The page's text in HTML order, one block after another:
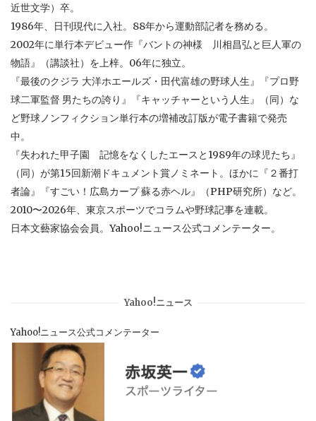
近世文学）卒。
1986年、日刊現代に入社。88年から運動部記者を務める。
2002年に単行本デビュー作『バントの神様 川相昌弘と巨人軍の
物語』（講談社）を上梓。06年に独立。
『最後のクジラ 大洋ホエールズ・田代富雄の野球人生』『プロ野
球二軍監督 男たちの誇り』『キャッチャーという人生』（同）な
ど野球ノンフィクション単行本の増補改訂版が電子書籍で発売
中。
『失われた甲子園 記憶をなくしたエースと1989年の球児たち』
（同）が第15回新潮ドキュメント賞ノミネート。ほかに『２番打
者論』『すごい！広島カープ 蘇る赤ヘル』（PHP研究所）など。
2010〜2026年、東京スポーツでコラムや野球記事を連載。
日本文藝家協会会員。Yahoo!ニュース公式コメンテーター。
Yahoo!ニュース
Yahoo!ニュース公式コメンテーター